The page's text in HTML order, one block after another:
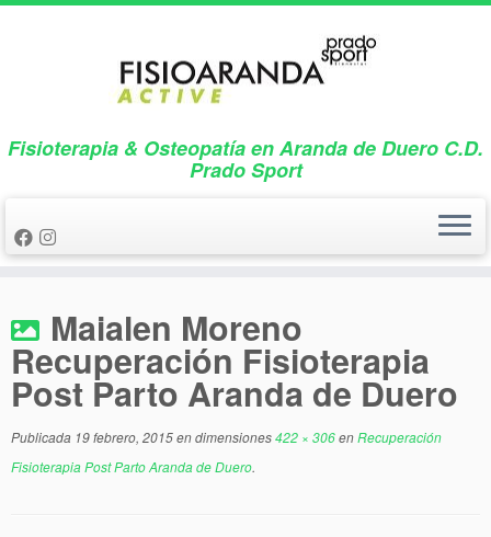
Saltar
Fisioterapia & Osteopatía en Aranda de Duero C.D.
Prado Sport
Maialen Moreno
Recuperación Fisioterapia
Post Parto Aranda de Duero
Publicada 19 febrero, 2015en dimensiones422 × 306enRecuperación
Fisioterapia Post Parto Aranda de Duero.